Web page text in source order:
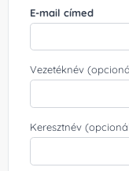
E-mail címed
Vezetéknév
Keresztnév